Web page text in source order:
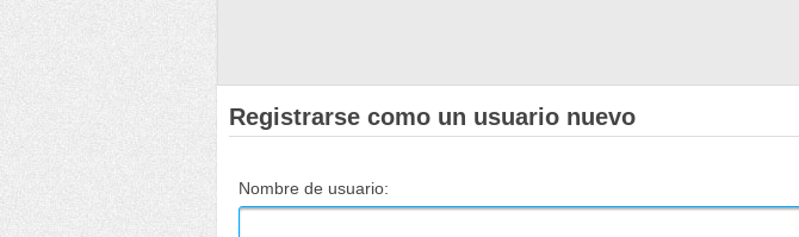
Registrarse como un usuario nuevo
Nombre de usuario: